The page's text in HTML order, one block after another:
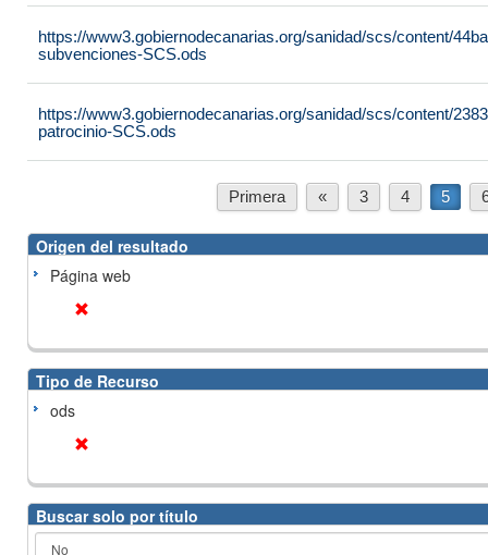
https://www3.gobiernodecanarias.org/sanidad/scs/content/
subvenciones-SCS.ods
https://www3.gobiernodecanarias.org/sanidad/scs/content/
patrocinio-SCS.ods
Primera « 3 4 5
Origen del resultado
Página web
Tipo de Recurso
ods
Buscar solo por título